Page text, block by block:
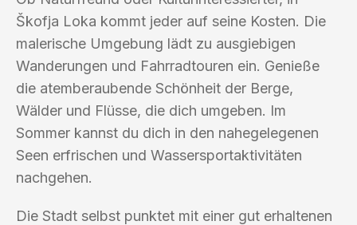
Škofja Loka kommt jeder auf seine Kosten. Die
malerische Umgebung lädt zu ausgiebigen
Wanderungen und Fahrradtouren ein. Genieße
die atemberaubende Schönheit der Berge,
Wälder und Flüsse, die dich umgeben. Im
Sommer kannst du dich in den nahegelegenen
Seen erfrischen und Wassersportaktivitäten
nachgehen.
Die Stadt selbst punktet mit einer gut erhaltenen